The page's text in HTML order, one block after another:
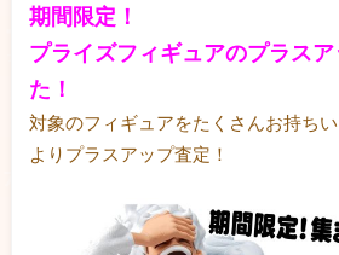
期間限定！
プライズフィギュアのプラス
た！
対象のフィギュアをたくさんお持ち
よりプラスアップ査定！